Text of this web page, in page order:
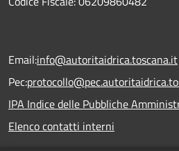
Email:info@autoritaidrica.toscana.it
Pec:
IPA Indice delle Pubbliche
Elenco contatti interni